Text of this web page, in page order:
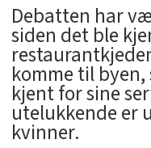
Debatten har
siden det ble
komme til byen,
kjent for sine
utelukkende er
kvinner.